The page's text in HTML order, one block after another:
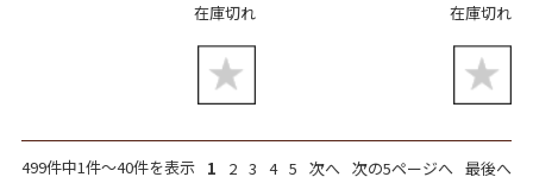
在庫切れ
在庫切れ
499件中1件～40件を表示 1 2 3 4 5 次へ 次の5ページへ 最後へ